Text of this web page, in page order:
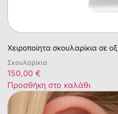
Χειροποίητα σκουλαρίκια σε
Σκουλαρίκια
150,00 €
Προσθήκη στο καλάθι